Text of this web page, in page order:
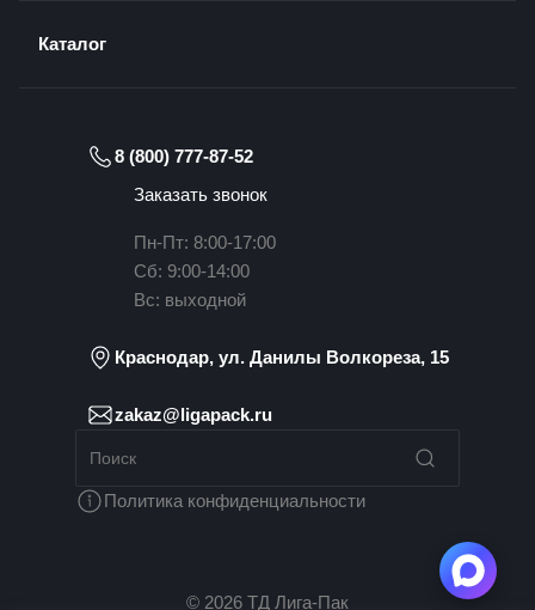
Каталог
8 (800) 777-87-52
Заказать звонок
Пн-Пт: 8:00-17:00
Сб: 9:00-14:00
Вс: выходной
Краснодар, ул. Данилы Волкореза, 15
zakaz@ligapack.ru
Политика конфиденциальности
© 2026 ТД Лига-Пак